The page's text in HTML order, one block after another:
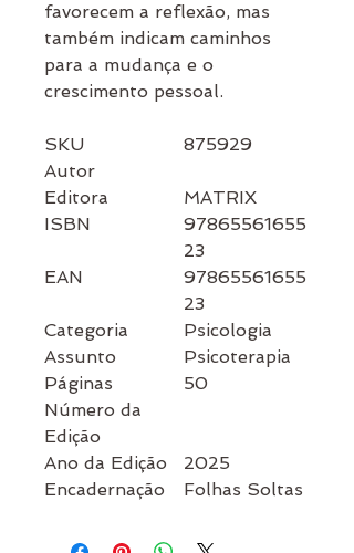
favorecem a reflexão, mas
também indicam caminhos
para a mudança e o
crescimento pessoal.
SKU
875929
Autor
Editora
MATRIX
ISBN
97865561655
23
EAN
97865561655
23
Categoria
Psicologia
Assunto
Psicoterapia
Páginas
50
Número da
Edição
Ano da Edição
2025
Encadernação
Folhas Soltas